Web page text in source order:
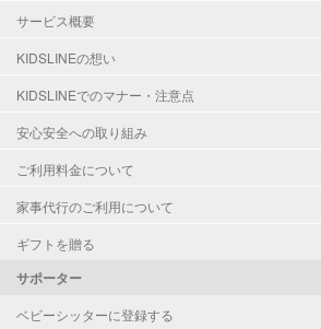
サービス概要
KIDSLINEの想い
KIDSLINEでのマナー・注意点
安心安全への取り組み
ご利用料金について
家事代行のご利用について
ギフトを贈る
サポーター
ベビーシッターに登録する